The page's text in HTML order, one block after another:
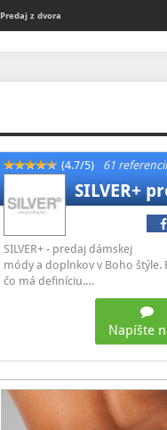
Predaj z dvora
(4.7/5) 61 referencií
SILVER+
SILVER+ - predaj dámskej
módy a doplnkov v Boho štýle.
čo má definíciu.…
Napíšte